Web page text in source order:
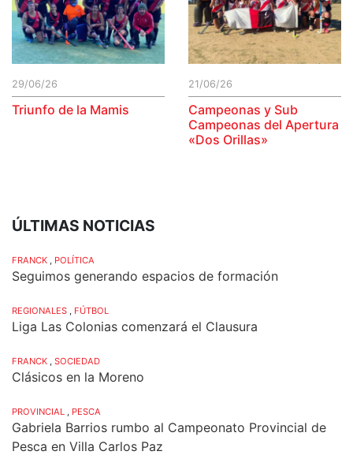
29/06/26
Triunfo de la Mamis
21/06/26
Campeonas y Sub
Campeonas del Apertura
«Dos Orillas»
ÚLTIMAS NOTICIAS
FRANCK , POLÍTICA
Seguimos generando espacios de formación
REGIONALES , FÚTBOL
Liga Las Colonias comenzará el Clausura
FRANCK , SOCIEDAD
Clásicos en la Moreno
PROVINCIAL , PESCA
Gabriela Barrios rumbo al Campeonato Provincial de
Pesca en Villa Carlos Paz